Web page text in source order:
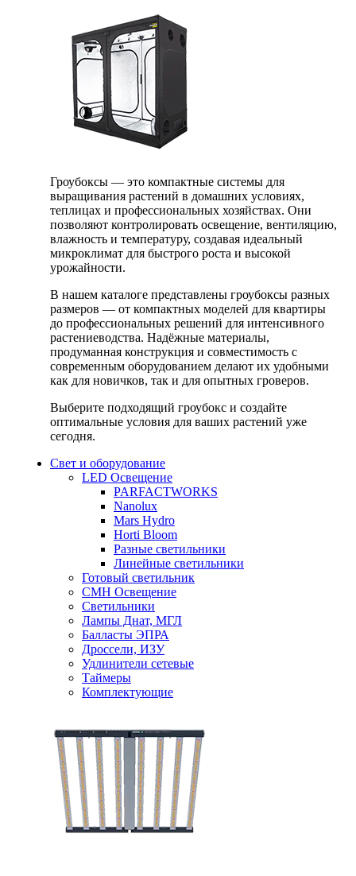
Гроубоксы — это компактные системы для
выращивания растений в домашних условиях,
теплицах и профессиональных хозяйствах. Они
позволяют контролировать освещение, вентиляцию,
влажность и температуру, создавая идеальный
микроклимат для быстрого роста и высокой
урожайности.
В нашем каталоге представлены гроубоксы разных
размеров — от компактных моделей для квартиры
до профессиональных решений для интенсивного
растениеводства. Надёжные материалы,
продуманная конструкция и совместимость с
современным оборудованием делают их удобными
как для новичков, так и для опытных гроверов.
Выберите подходящий гроубокс и создайте
оптимальные условия для ваших растений уже
сегодня.
Свет и оборудование
LED Освещение
PARFACTWORKS
Nanolux
Mars Hydro
Horti Bloom
Разные светильники
Линейные светильники
Готовый светильник
CMH Освещение
Светильники
Лампы Днат, МГЛ
Балласты ЭПРА
Дроссели, ИЗУ
Удлинители сетевые
Таймеры
Комплектующие